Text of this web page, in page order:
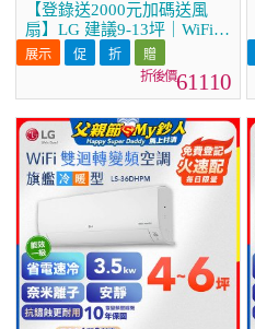
【登錄送2000元加碼送風
扇】LG 建議9-13坪｜WiFi
雙迴轉變頻空調｜極淨2.0系
列｜AI 氣流 & 奈米離子
61110